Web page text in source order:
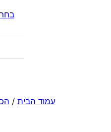
בחרי פריטים
עמוד הבית /